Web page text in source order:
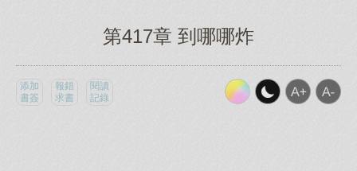
第417章 到哪哪炸
添加
書簽
報錯
求書
閱讀
記錄